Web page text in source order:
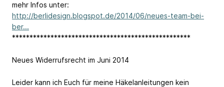
mehr Infos unter:
http://berlidesign.blogspot.de/2014/06/neues-team-bei-
ber...
***************************************************
Neues Widerrufsrecht im Juni 2014
Leider kann ich Euch für meine Häkelanleitungen kein